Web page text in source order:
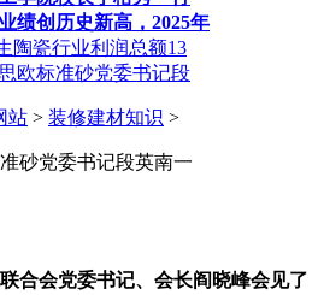
绩创历史新高，2025年
陶瓷行业利润总额13
欧标准砂党委书记段
站 > 装修建材知识 >
砂党委书记段英南一
会党委书记、会长阎晓峰会见了